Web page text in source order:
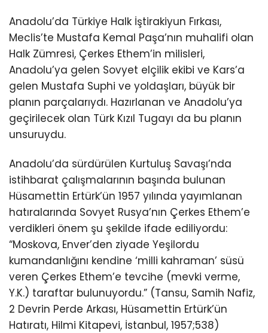
Anadolu’da Türkiye Halk İştirakiyun Fırkası,
Meclis’te Mustafa Kemal Paşa’nın muhalifi olan
Halk Zümresi, Çerkes Ethem’in milisleri,
Anadolu’ya gelen Sovyet elçilik ekibi ve Kars’a
gelen Mustafa Suphi ve yoldaşları, büyük bir
planın parçalarıydı. Hazırlanan ve Anadolu’ya
geçirilecek olan Türk Kızıl Tugayı da bu planın
unsuruydu.
Anadolu’da sürdürülen Kurtuluş Savaşı’nda
istihbarat çalışmalarının başında bulunan
Hüsamettin Ertürk’ün 1957 yılında yayımlanan
hatıralarında Sovyet Rusya’nın Çerkes Ethem’e
verdikleri önem şu şekilde ifade ediliyordu:
“Moskova, Enver’den ziyade Yeşilordu
kumandanlığını kendine ‘milli kahraman’ süsü
veren Çerkes Ethem’e tevcihe (mevki verme,
Y.K.) taraftar bulunuyordu.” (Tansu, Samih Nafiz,
2 Devrin Perde Arkası, Hüsamettin Ertürk’ün
Hatıratı, Hilmi Kitapevi, İstanbul, 1957;538)